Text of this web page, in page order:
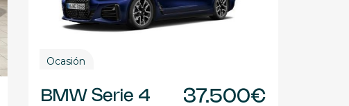
Ocasión
BMW Serie 4
37.500€